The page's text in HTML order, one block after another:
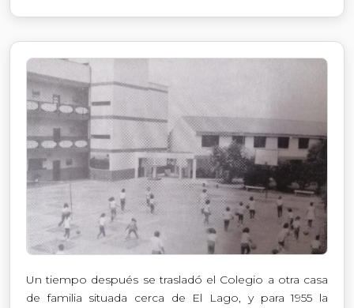
Un tiempo después se trasladó el Colegio a otra casa
de familia situada cerca de El Lago, y para 1955 la